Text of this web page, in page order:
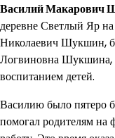
Василий Макарович
деревне Светлый Яр на
Николаевич Шукшин,
Логвиновна Шукшина,
воспитанием детей.
Василию было пятеро
помогал родителям